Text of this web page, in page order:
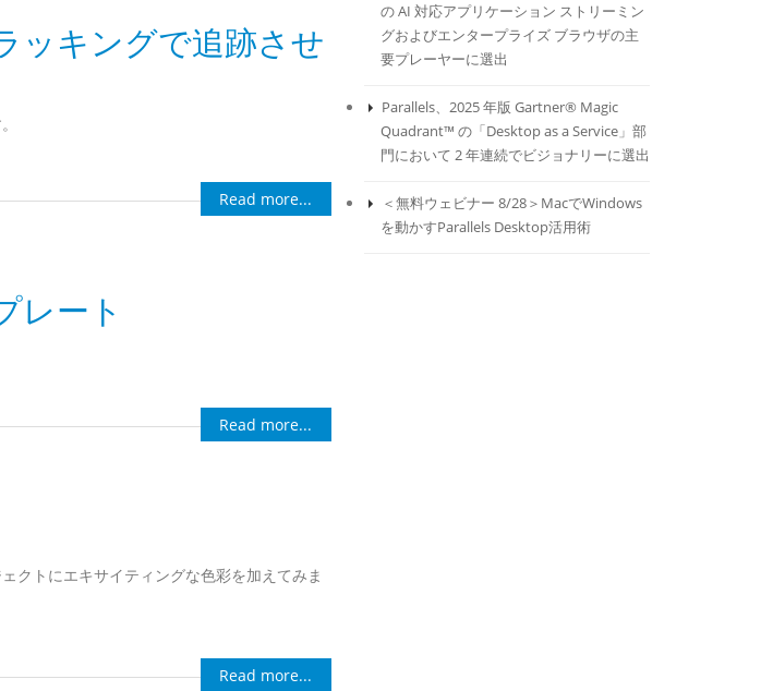
ッキングで追跡させ
Read more...
レート
Read more...
クトにエキサイティングな色彩を加えてみま
Read more...
の AI 対応アプリケーション ストリーミン
グおよびエンタープライズ ブラウザの主
要プレーヤーに選出
Parallels、2025 年版 Gartner® Magic
Quadrant™ の「Desktop as a Service」部
門において 2 年連続でビジョナリーに選出
＜無料ウェビナー 8/28＞MacでWindows
を動かすParallels Desktop活用術